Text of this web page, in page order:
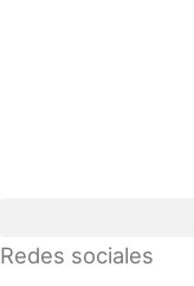
Redes sociales